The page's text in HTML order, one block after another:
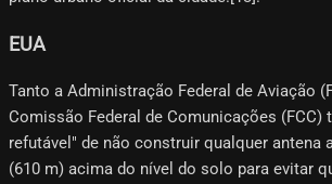
EUA
Tanto a Administração Federal de Aviação
Comissão Federal de Comunicações (FCC)
refutável" de não construir qualquer antena
(610 m) acima do nível do solo para evitar